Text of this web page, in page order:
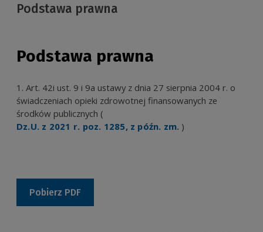
Podstawa prawna
Podstawa prawna
Art. 42i ust. 9 i 9a ustawy z dnia 27 sierpnia 2004 r. o
świadczeniach opieki zdrowotnej finansowanych ze
środków publicznych (
Dz.U. z 2021 r. poz. 1285, z późn. zm. )
Pobierz PDF